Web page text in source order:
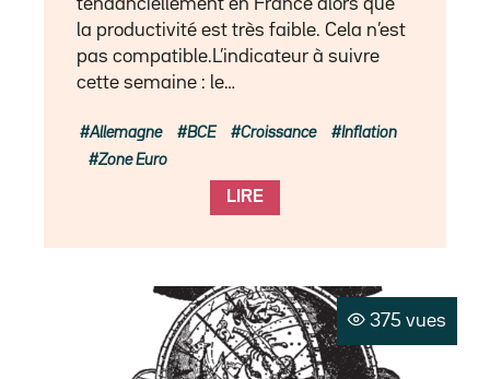
tendanciellement en France alors que
la productivité est très faible. Cela n’est
pas compatible.L’indicateur à suivre
cette semaine : le…
LIRE
Allemagne BCE Croissance
Inflation
Zone Euro
375 vues